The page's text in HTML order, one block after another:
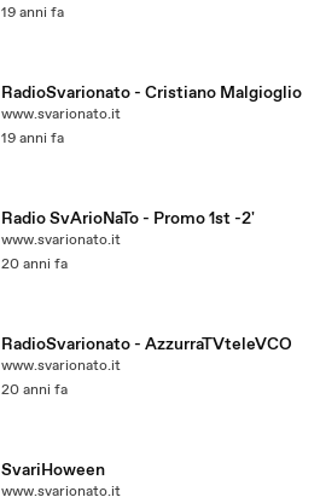
19 anni fa
RadioSvarionato - Cristiano Malgioglio
www.svarionato.it
19 anni fa
Radio SvArioNaTo - Promo 1st -2'
www.svarionato.it
20 anni fa
RadioSvarionato - AzzurraTVteleVCO
www.svarionato.it
20 anni fa
SvariHoween
www.svarionato.it